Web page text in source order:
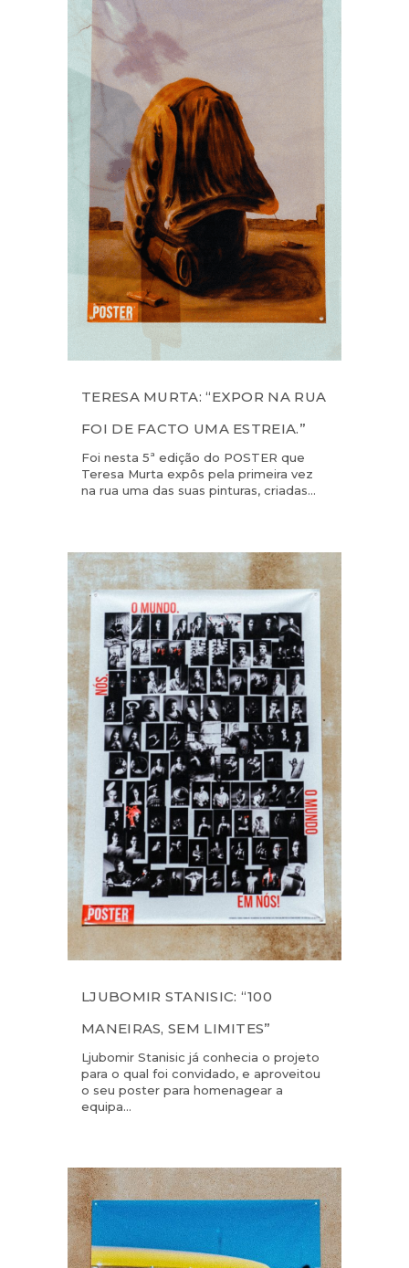
TERESA MURTA: “EXPOR NA RUA
FOI DE FACTO UMA ESTREIA.”
Foi nesta 5ª edição do POSTER que
Teresa Murta expôs pela primeira vez
na rua uma das suas pinturas, criadas...
LJUBOMIR STANISIC: “100
MANEIRAS, SEM LIMITES”
Ljubomir Stanisic já conhecia o projeto
para o qual foi convidado, e aproveitou
o seu poster para homenagear a
equipa...